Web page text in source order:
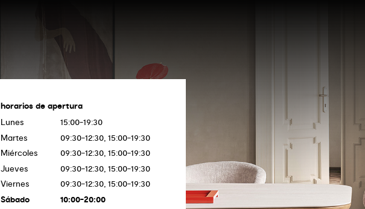
horarios de apertura
Lunes
15:00-19:30
Martes
09:30-12:30, 15:00-19:30
Miércoles
09:30-12:30, 15:00-19:30
Jueves
09:30-12:30, 15:00-19:30
Viernes
09:30-12:30, 15:00-19:30
Sábado
10:00-20:00